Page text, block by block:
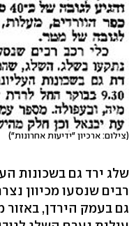
(צילום: ארכיון "ידיעות אחרונות")
שלג ירד גם בשכונות
רבים שנסעו מכיוון
גם בעמק הירדן,